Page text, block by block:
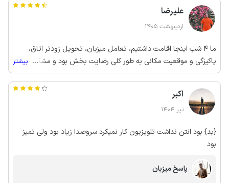
علیرضا
اردیبهشت 1405
ما 4 شب اینجا اقامت داشتیم، تعامل میزبان، تحویل زودتر اتاق،
پاکیزگی و موقعیت مکانی به طور کلی رضایت بخش بود و مشکلی
نداشتیم از نظر غذا ما یک بار برای تست سفارش دادیم که کیفیتش
ضعیف بود و اینکه ذکر شده میز غذاخوری 4نفره داره که توی اتاق
موجود نبود البته فضای کافی هم نبود برای وجودش. در نهایت از
میزبانی آقای نجف زاده ممنونیم و امیدواریم براشون پربرکت باشه.
... بیشتر
اکبر
تیر 1404
{بد} بود انتن نداشت تلویزیون کار نمیکرد سروصدا زیاد بود ولی تمیز
بود
پاسخ میزبان